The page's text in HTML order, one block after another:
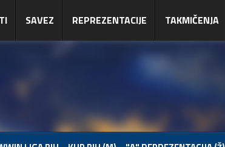
SAVEZ REPREZENTACIJE TAKMIČENJA